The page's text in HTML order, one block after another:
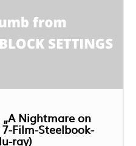
Nightmare on
Film-Steelbook-
ray)